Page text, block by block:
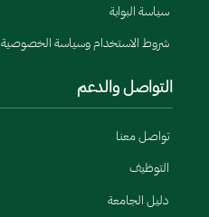
سياسة البوابة
شروط الاستخدام وسياسة الخصوصية
التواصل والدعم
تواصل معنا
التوظيف
دليل الجامعة